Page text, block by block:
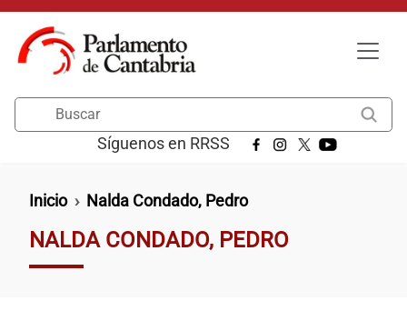
Pasar al contenido principal
Síguenos en RRSS
Ruta de navegación
Inicio Nalda Condado, Pedro
NALDA CONDADO, PEDRO